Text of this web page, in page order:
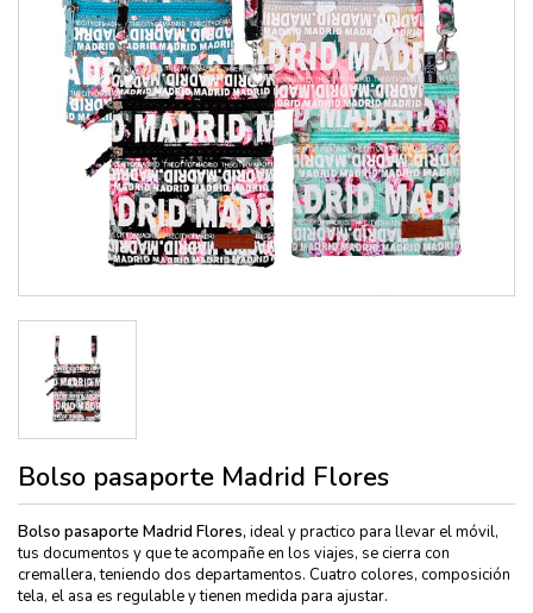
Bolso pasaporte Madrid Flores
Bolso pasaporte Madrid Flores, ideal y practico para llevar el móvil,
tus documentos y que te acompañe en los viajes, se cierra con
cremallera, teniendo dos departamentos. Cuatro colores, composición
tela, el asa es regulable y tienen medida para ajustar.